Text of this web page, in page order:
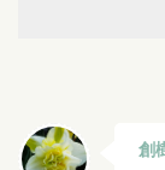
創